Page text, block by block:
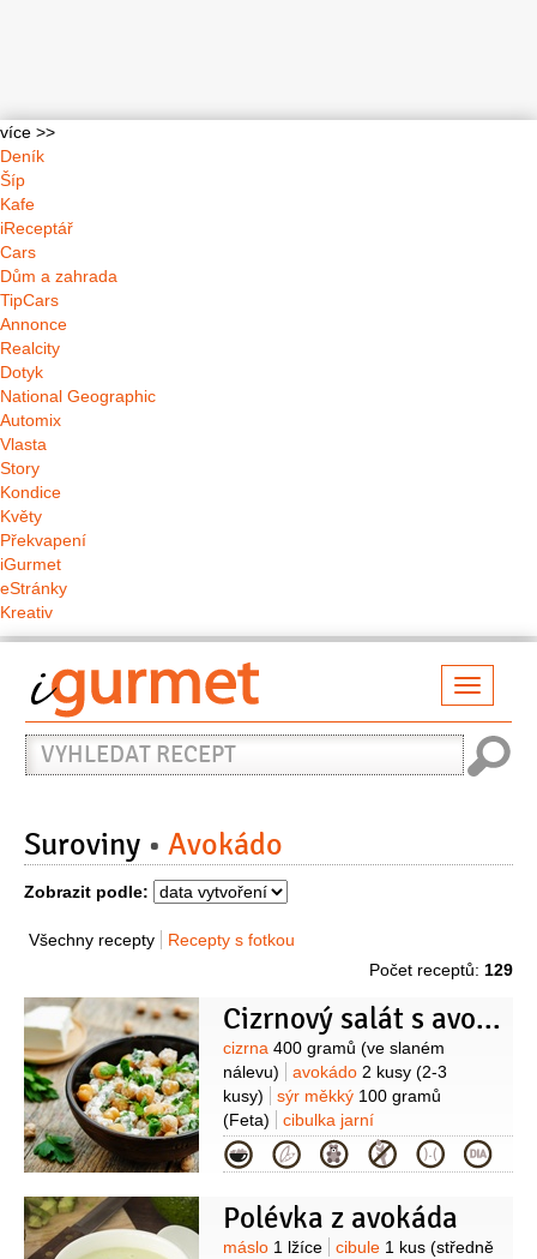
více >>
Deník
Šíp
Kafe
iReceptář
Cars
Dům a zahrada
TipCars
Annonce
Realcity
Dotyk
National Geographic
Automix
Vlasta
Story
Kondice
Květy
Překvapení
iGurmet
eStránky
Kreativ
Vyhledat
recept
Suroviny Avokádo
Zobrazit podle:
Všechny recepty
Recepty s fotkou
Počet receptů: 129
Cizrnový salát s avokádem a fetou
Suroviny
cizrna 400 gramů (ve slaném
nálevu)
avokádo 2 kusy (2-3
kusy)
sýr měkký 100 gramů
(Feta)
cibulka jarní
1 svazek
koriandr1 hrst
(čerstvý)
šťáva limetková
Kategorie
Polévka z avokáda
máslo 1 lžíce cibule 1 kus (středně